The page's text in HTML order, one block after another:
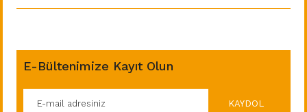
E-Bültenimize Kayıt Olun
KAYDOL